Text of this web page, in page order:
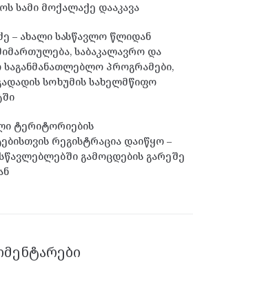
სამი მოქალაქე დააკავა
– ახალი სასწავლო წლიდან
საბაკალავრო და
საგანმანათლებლო პროგრამები,
სოხუმის სახელმწიფო
ტერიტორიების
რეგისტრაცია დაიწყო –
გამოცდების გარეშე